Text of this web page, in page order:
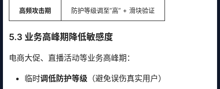
高频攻击期 防护等级调至”高” + 滑块验证
5.3 业务高峰期降低敏感度
电商大促、直播活动等业务高峰期：
临时调低防护等级 （避免误伤真实用户）